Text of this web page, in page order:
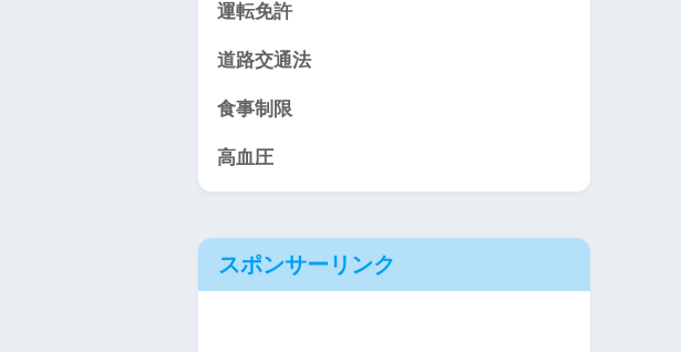
運転免許
道路交通法
食事制限
高血圧
スポンサーリンク